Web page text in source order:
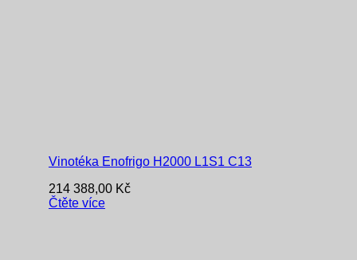
Vinotéka Enofrigo H2000 L1S1 C13
214 388,00 Kč
Čtěte více